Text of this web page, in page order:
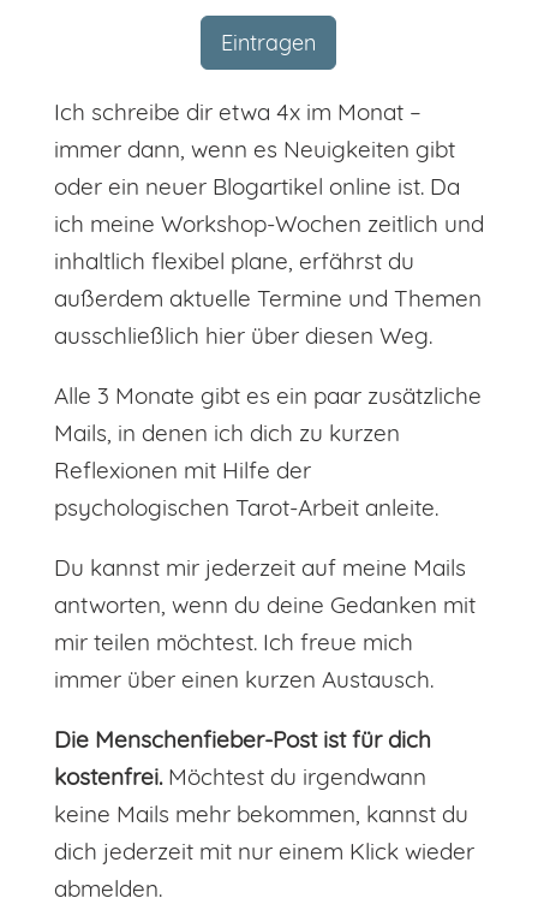
Eintragen
Alternative:
Ich schreibe dir etwa 4x im Monat –
immer dann, wenn es Neuigkeiten gibt
oder ein neuer Blogartikel online ist. Da
ich meine Workshop-Wochen zeitlich und
inhaltlich flexibel plane, erfährst du
außerdem aktuelle Termine und Themen
ausschließlich hier über diesen Weg.
Alle 3 Monate gibt es ein paar zusätzliche
Mails, in denen ich dich zu kurzen
Reflexionen mit Hilfe der
psychologischen Tarot-Arbeit anleite.
Du kannst mir jederzeit auf meine Mails
antworten, wenn du deine Gedanken mit
mir teilen möchtest. Ich freue mich
immer über einen kurzen Austausch.
Die Menschenfieber-Post ist für dich
kostenfrei. Möchtest du irgendwann
keine Mails mehr bekommen, kannst du
dich jederzeit mit nur einem Klick wieder
abmelden.